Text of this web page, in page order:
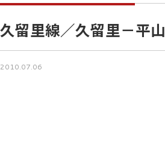
久留里線／久留里－平山
2010.07.06